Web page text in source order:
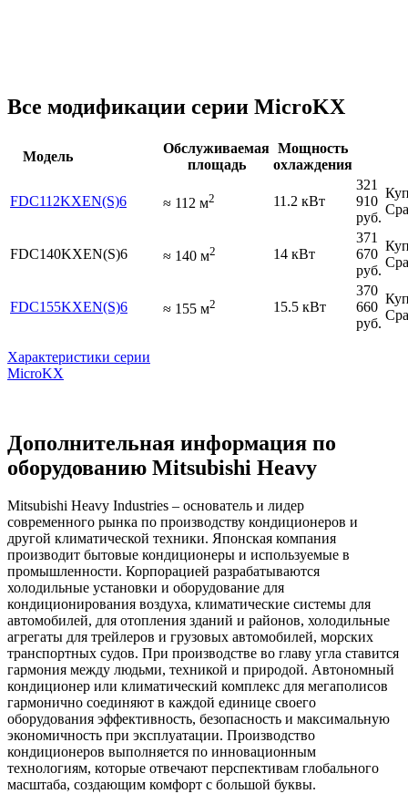
Все модификации серии MicroKX
Модель
Обслуживаемая
площадь
Мощность
охлаждения
FDC112KXEN(S)6 ≈ 112 м2 11.2 кВт
321
910
руб.
FDC140KXEN(S)6 ≈ 140 м2 14 кВт
371
670
руб.
FDC155KXEN(S)6 ≈ 155 м2 15.5 кВт
370
660
руб.
Характеристики серии
MicroKX
Дополнительная информация по
оборудованию Mitsubishi Heavy
Mitsubishi Heavy Industries – основатель и лидер
современного рынка по производству кондиционеров и
другой климатической техники. Японская компания
производит бытовые кондиционеры и используемые в
промышленности. Корпорацией разрабатываются
холодильные установки и оборудование для
кондиционирования воздуха, климатические системы для
автомобилей, для отопления зданий и районов, холодильные
агрегаты для трейлеров и грузовых автомобилей, морских
транспортных судов. При производстве во главу угла ставится
гармония между людьми, техникой и природой. Автономный
кондиционер или климатический комплекс для мегаполисов
гармонично соединяют в каждой единице своего
оборудования эффективность, безопасность и максимальную
экономичность при эксплуатации. Производство
кондиционеров выполняется по инновационным
технологиям, которые отвечают перспективам глобального
масштаба, создающим комфорт с большой буквы.